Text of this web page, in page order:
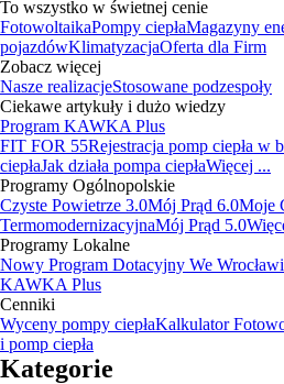
To wszystko w świetnej cenie
FotowoltaikaPompy ciepłaMagazyny
pojazdówKlimatyzacjaOferta dla Firm
Zobacz więcej
Nasze realizacjeStosowane podzespoły
Ciekawe artykuły i dużo wiedzy
Program KAWKA Plus
FIT FOR 55Rejestracja pomp ciepła w
ciepłaJak działa pompa ciepłaWięcej ...
Programy Ogólnopolskie
Czyste Powietrze 3.0Mój Prąd 6.0Moje
TermomodernizacyjnaMój Prąd 5.0
Programy Lokalne
Nowy Program Dotacyjny We
KAWKA Plus
Cenniki
Wyceny pompy ciepłaKalkulator
i pomp ciepła
Kategorie